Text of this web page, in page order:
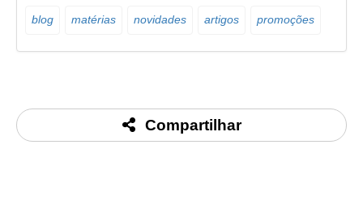
blog matérias novidades artigos promoções
Compartilhar